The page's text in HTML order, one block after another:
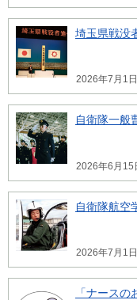
埼玉県戦没
2026年7月1
自衛隊一般
2026年6月15
自衛隊航空
2026年7月1
「ナース